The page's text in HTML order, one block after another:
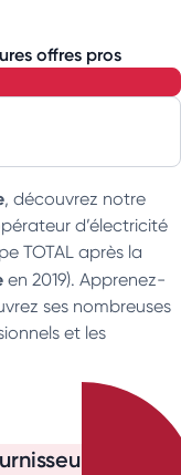
offres pros
, découvrez notre
d’électricité
TOTAL après la
en 2019). Apprenez-
ses nombreuses
et les